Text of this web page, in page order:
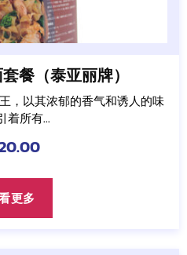
餐（泰亚丽牌）
，以其浓郁的香气和诱人的味
着所有...
更多